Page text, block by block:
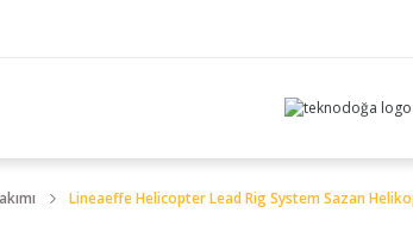
Lineaeffe Helicopter Lead Rig System Sazan